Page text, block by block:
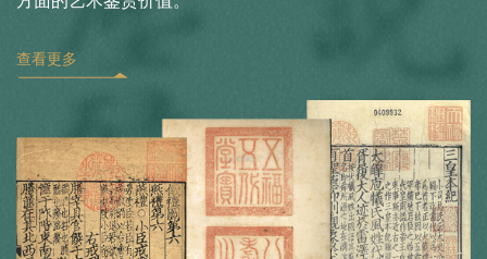
查看更多